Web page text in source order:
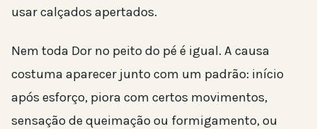
usar calçados apertados.
Nem toda Dor no peito do pé é igual. A causa
costuma aparecer junto com um padrão: início
após esforço, piora com certos movimentos,
sensação de queimação ou formigamento, ou